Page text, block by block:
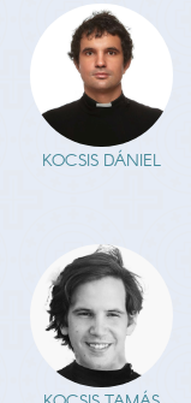
KOCSIS DÁNIEL